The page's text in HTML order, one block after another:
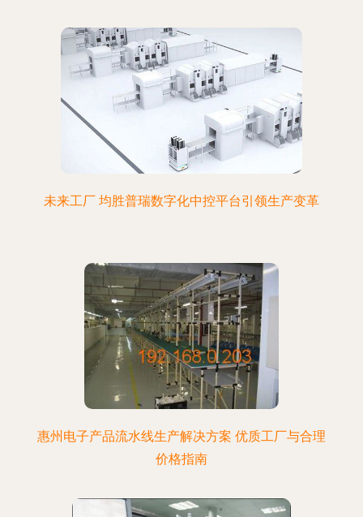
未来工厂 均胜普瑞数字化中控平台引领生产变革
惠州电子产品流水线生产解决方案 优质工厂与合理
价格指南